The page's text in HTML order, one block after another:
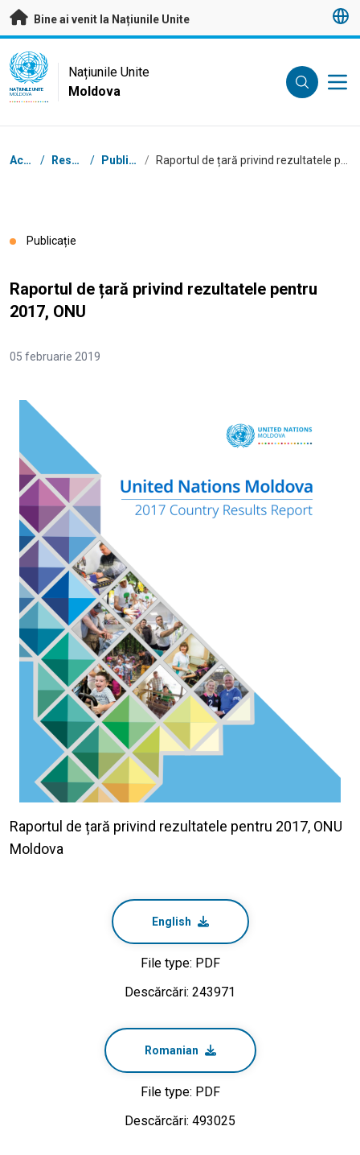
A trece la conținutul principal
Bine ai venit la Națiunile Unite
UN Logo
NAȚIUNILE UNITE
MOLDOVA
Națiunile Unite
Moldova
Breadcrumb
Acasă / Resurse / Publicații /
Publicație
Raportul de țară privind rezultatele pentru
2017, ONU
05 februarie 2019
Raportul de țară privind rezultatele pentru 2017, ONU
Moldova
English
File type: PDF
Descărcări: 243971
Romanian
File type: PDF
Descărcări: 493025